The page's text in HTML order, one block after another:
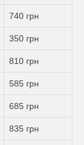
740 грн
350 грн
810 грн
585 грн
685 грн
835 грн